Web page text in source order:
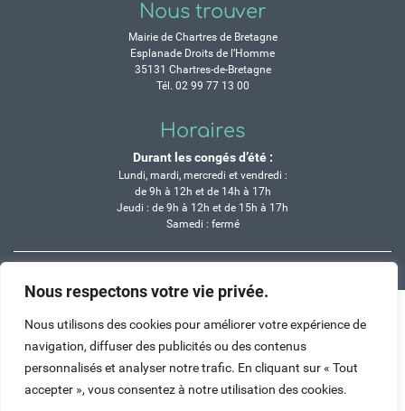
Nous respectons votre vie privée.
Nous utilisons des cookies pour améliorer votre expérience de
navigation, diffuser des publicités ou des contenus
personnalisés et analyser notre trafic. En cliquant sur « Tout
accepter », vous consentez à notre utilisation des cookies.
Nous trouver
Mairie de Chartres de Bretagne
Esplanade Droits de l’Homme
35131 Chartres-de-Bretagne
Tél. 02 99 77 13 00
Horaires
Durant les congés d’été :
Lundi, mardi, mercredi et vendredi :
de 9h à 12h et de 14h à 17h
Jeudi : de 9h à 12h et de 15h à 17h
Samedi : fermé
Haut de page